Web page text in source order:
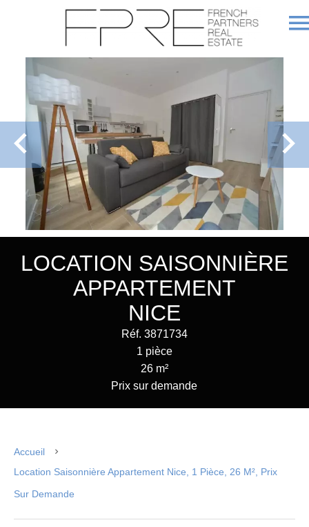
LOCATION SAISONNIÈRE
APPARTEMENT
NICE
Réf. 3871734
1 pièce
26 m²
Prix sur demande
Accueil
Location Saisonnière Appartement Nice, 1 Pièce, 26 M², Prix
Sur Demande